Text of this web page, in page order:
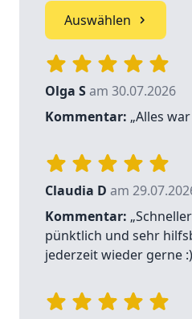
Auswählen
Olga Sam 30.07.2026
Kommentar: „Alles
Claudia D am
Kommentar:
pünktlich und sehr
jederzeit wieder gerne